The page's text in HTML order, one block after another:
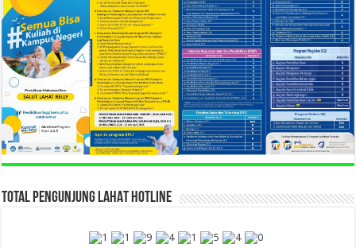
TOTAL PENGUNJUNG LAHAT HOTLINE